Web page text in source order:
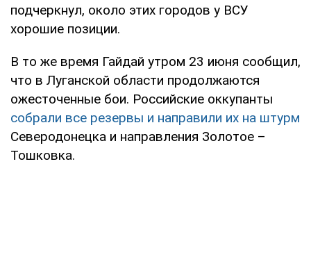
подчеркнул, около этих городов у ВСУ
хорошие позиции.
В то же время Гайдай утром 23 июня сообщил,
что в Луганской области продолжаются
ожесточенные бои. Российские оккупанты
собрали все резервы и направили их на штурм
Северодонецка и направления Золотое –
Тошковка.